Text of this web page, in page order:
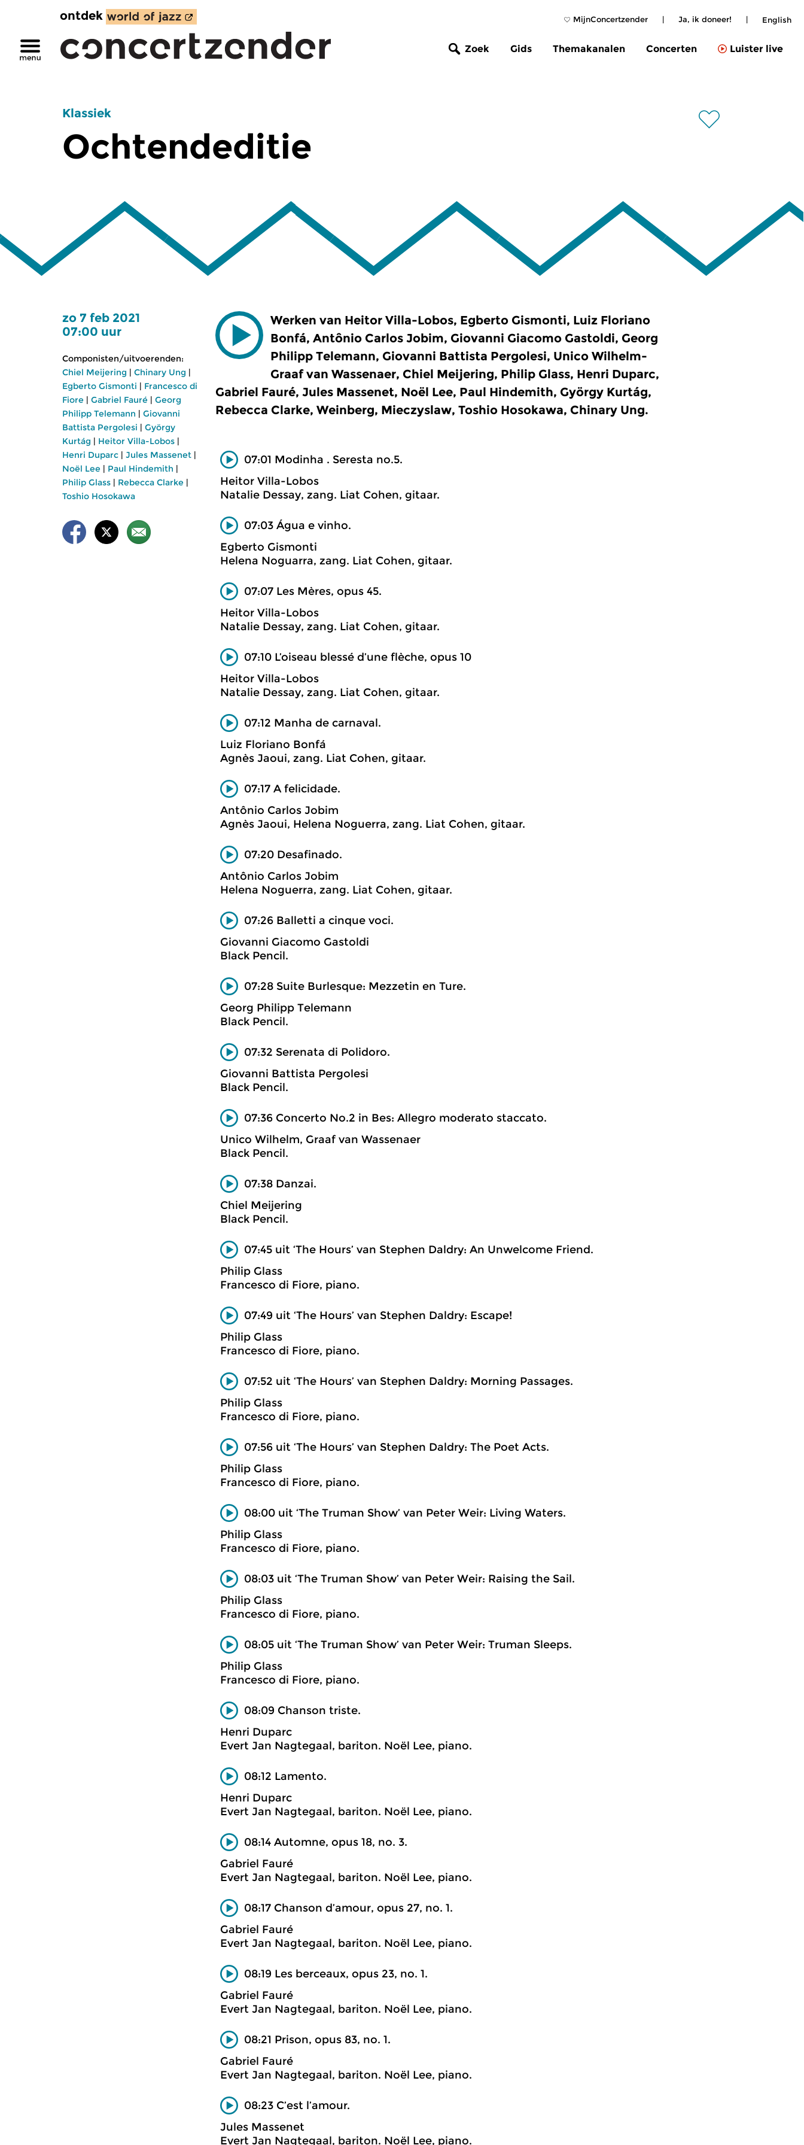
MijnConcertzender | Ja, ik doneer! | English
ontdek
Zoek Gids Themakanalen Concerten Luister live
Klassiek
Ochtendeditie
zo 7 feb 2021
07:00 uur
Componisten/uitvoerenden:
Chiel Meijering | Chinary Ung |
Egberto Gismonti | Francesco di
Fiore | Gabriel Fauré | Georg
Philipp Telemann | Giovanni
Battista Pergolesi | György
Kurtág | Heitor Villa-Lobos |
Henri Duparc | Jules Massenet |
Noël Lee | Paul Hindemith |
Philip Glass | Rebecca Clarke |
Toshio Hosokawa
Werken van Heitor Villa-Lobos, Egberto Gismonti, Luiz Floriano
Bonfá, Antônio Carlos Jobim, Giovanni Giacomo Gastoldi, Georg
Philipp Telemann, Giovanni Battista Pergolesi, Unico Wilhelm-
Graaf van Wassenaer, Chiel Meijering, Philip Glass, Henri Duparc,
Gabriel Fauré, Jules Massenet, Noël Lee, Paul Hindemith, György Kurtág,
Rebecca Clarke, Weinberg, Mieczyslaw, Toshio Hosokawa, Chinary Ung.
07:01 Modinha . Seresta no.5.
Heitor Villa-Lobos
Natalie Dessay, zang. Liat Cohen, gitaar.
07:03 Água e vinho.
Egberto Gismonti
Helena Noguarra, zang. Liat Cohen, gitaar.
07:07 Les Mères, opus 45.
Heitor Villa-Lobos
Natalie Dessay, zang. Liat Cohen, gitaar.
07:10 L’oiseau blessé d’une flèche, opus 10
Heitor Villa-Lobos
Natalie Dessay, zang. Liat Cohen, gitaar.
07:12 Manha de carnaval.
Luiz Floriano Bonfá
Agnès Jaoui, zang. Liat Cohen, gitaar.
07:17 A felicidade.
Antônio Carlos Jobim
Agnès Jaoui, Helena Noguerra, zang. Liat Cohen, gitaar.
07:20 Desafinado.
Antônio Carlos Jobim
Helena Noguerra, zang. Liat Cohen, gitaar.
07:26 Balletti a cinque voci.
Giovanni Giacomo Gastoldi
Black Pencil.
07:28 Suite Burlesque: Mezzetin en Ture.
Georg Philipp Telemann
Black Pencil.
07:32 Serenata di Polidoro.
Giovanni Battista Pergolesi
Black Pencil.
07:36 Concerto No.2 in Bes: Allegro moderato staccato.
Unico Wilhelm, Graaf van Wassenaer
Black Pencil.
07:38 Danzai.
Chiel Meijering
Black Pencil.
07:45 uit ‘The Hours’ van Stephen Daldry: An Unwelcome Friend.
Philip Glass
Francesco di Fiore, piano.
07:49 uit ‘The Hours’ van Stephen Daldry: Escape!
Philip Glass
Francesco di Fiore, piano.
07:52 uit ‘The Hours’ van Stephen Daldry: Morning Passages.
Philip Glass
Francesco di Fiore, piano.
07:56 uit ‘The Hours’ van Stephen Daldry: The Poet Acts.
Philip Glass
Francesco di Fiore, piano.
08:00 uit ‘The Truman Show’ van Peter Weir: Living Waters.
Philip Glass
Francesco di Fiore, piano.
08:03 uit ‘The Truman Show’ van Peter Weir: Raising the Sail.
Philip Glass
Francesco di Fiore, piano.
08:05 uit ‘The Truman Show’ van Peter Weir: Truman Sleeps.
Philip Glass
Francesco di Fiore, piano.
08:09 Chanson triste.
Henri Duparc
Evert Jan Nagtegaal, bariton. Noël Lee, piano.
08:12 Lamento.
Henri Duparc
Evert Jan Nagtegaal, bariton. Noël Lee, piano.
08:14 Automne, opus 18, no. 3.
Gabriel Fauré
Evert Jan Nagtegaal, bariton. Noël Lee, piano.
08:17 Chanson d’amour, opus 27, no. 1.
Gabriel Fauré
Evert Jan Nagtegaal, bariton. Noël Lee, piano.
08:19 Les berceaux, opus 23, no. 1.
Gabriel Fauré
Evert Jan Nagtegaal, bariton. Noël Lee, piano.
08:21 Prison, opus 83, no. 1.
Gabriel Fauré
Evert Jan Nagtegaal, bariton. Noël Lee, piano.
08:23 C’est l’amour.
Jules Massenet
Evert Jan Nagtegaal, bariton. Noël Lee, piano.